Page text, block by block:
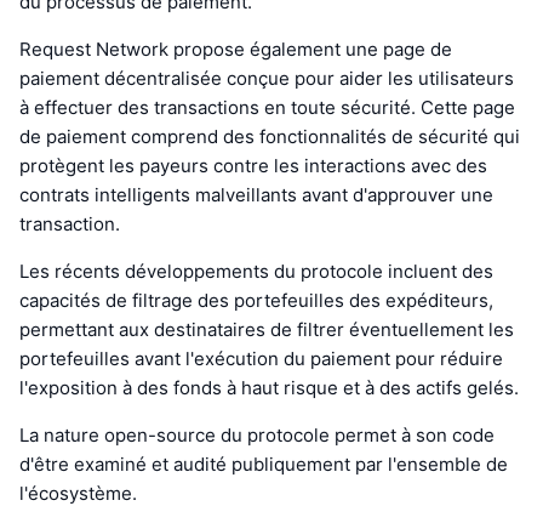
Request Network propose également une page de
paiement décentralisée conçue pour aider les utilisateurs
à effectuer des transactions en toute sécurité. Cette page
de paiement comprend des fonctionnalités de sécurité qui
protègent les payeurs contre les interactions avec des
contrats intelligents malveillants avant d'approuver une
transaction.
Les récents développements du protocole incluent des
capacités de filtrage des portefeuilles des expéditeurs,
permettant aux destinataires de filtrer éventuellement les
portefeuilles avant l'exécution du paiement pour réduire
l'exposition à des fonds à haut risque et à des actifs gelés.
La nature open-source du protocole permet à son code
d'être examiné et audité publiquement par l'ensemble de
l'écosystème.